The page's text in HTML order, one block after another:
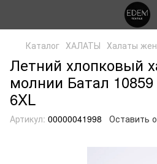
Каталог ХАЛАТЫ Халаты
Летний хлопковый
молнии Батал
6XL
Артикул: 00000041998 Оставить